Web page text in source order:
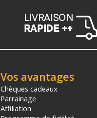
Vos avantages
Chèques cadeaux
Parrainage
Affiliation